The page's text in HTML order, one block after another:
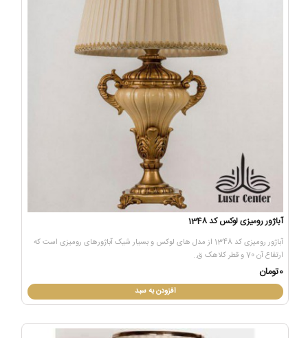
آباژور رومیزی لوکس کد 1348
آباژور رومیزی کد 1348 از مدل های لوکس و بسیار شیک آباژورهای رومیزی است که
ارتفاع آن 70 و قطر کلاهک ق..
0تومان
افزودن به سبد